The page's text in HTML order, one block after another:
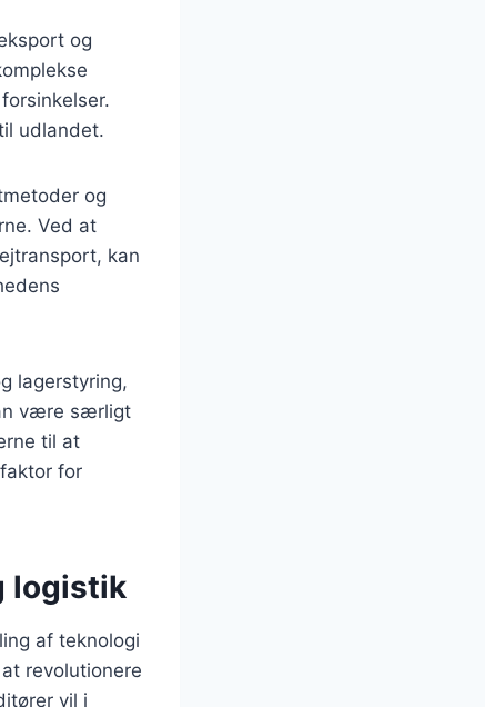
og
udlandet.
og
Ved at
kan
lagerstyring,
være særligt
til at
for
logistik
af teknologi
revolutionere
vil i